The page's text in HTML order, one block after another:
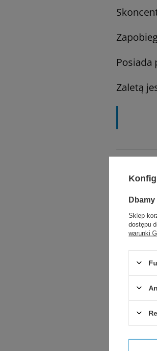
Posiada
Zaletą
Sklep
dostępu
warunki